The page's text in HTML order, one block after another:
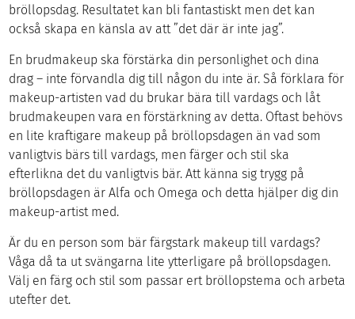
bröllopsdag. Resultatet kan bli fantastiskt men det kan
också skapa en känsla av att ”det där är inte jag”.
En brudmakeup ska förstärka din personlighet och dina
drag – inte förvandla dig till någon du inte är. Så förklara för
makeup-artisten vad du brukar bära till vardags och låt
brudmakeupen vara en förstärkning av detta. Oftast behövs
en lite kraftigare makeup på bröllopsdagen än vad som
vanligtvis bärs till vardags, men färger och stil ska
efterlikna det du vanligtvis bär. Att känna sig trygg på
bröllopsdagen är Alfa och Omega och detta hjälper dig din
makeup-artist med.
Är du en person som bär färgstark makeup till vardags?
Våga då ta ut svängarna lite ytterligare på bröllopsdagen.
Välj en färg och stil som passar ert bröllopstema och arbeta
utefter det.